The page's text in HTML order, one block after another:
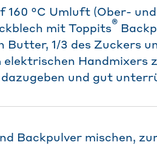
160 °C Umluft (Ober-
mit Toppits®
Butter, 1/3 des Zuckers
elektrischen Handmixers
und gut
Backpulver mischen,